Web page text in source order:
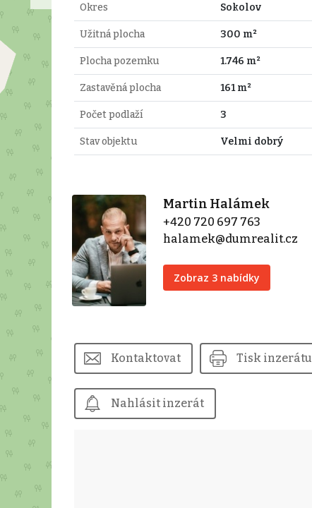
Okres Sokolov
Užitná plocha 300 m²
Plocha pozemku 1.746 m²
Zastavěná plocha 161 m²
Počet podlaží 3
Stav objektu Velmi dobrý
Martin Halámek
+420 720 697 763
halamek@dumrealit.cz
Zobraz 3 nabídky
Kontaktovat Tisk inzerátu
Nahlásit inzerát